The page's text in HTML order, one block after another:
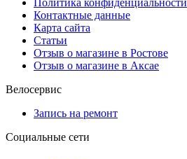
Политика конфиденциальности
Контактные данные
Карта сайта
Статьи
Отзыв о магазине в Ростове
Отзыв о магазине в Аксае
Велосервис
Запись на ремонт
Социальные сети